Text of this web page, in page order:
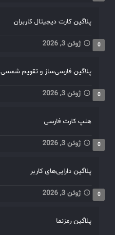
پلاگین کارت دیجیتال کاربران
ژوئن 3, 2026 0
پلاگین فارسی‌ساز و تقویم شمسی
ژوئن 3, 2026 0
هلپ کارت فارسی
ژوئن 3, 2026 0
پلاگین دارایی‌های کاربر
ژوئن 3, 2026 0
پلاگین رمزنما